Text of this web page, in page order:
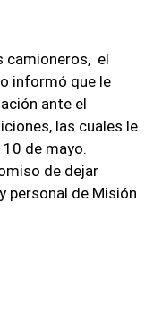
camioneros, el
informó que le
ante el
las cuales le
de mayo.
de dejar
personal de Misión